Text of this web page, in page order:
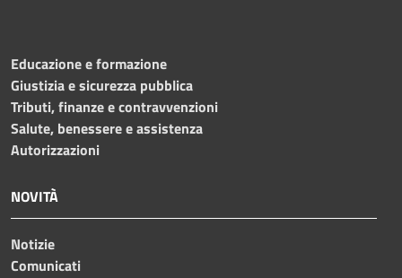
Educazione e formazione
Giustizia e sicurezza pubblica
Tributi, finanze e contravvenzioni
Salute, benessere e assistenza
Autorizzazioni
NOVITÀ
Notizie
Comunicati